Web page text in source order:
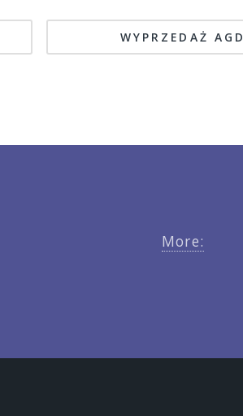
WYPRZEDAŻ AGD
More: